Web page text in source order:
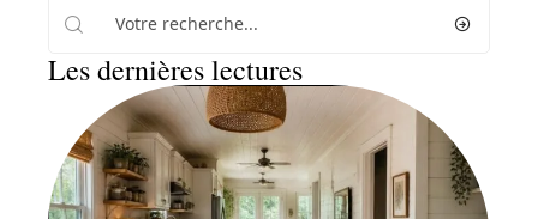
Les dernières lectures